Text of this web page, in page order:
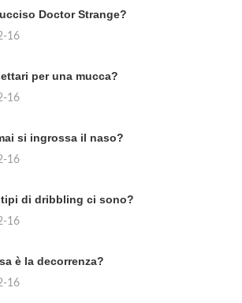
Doctor Strange?
16
per una mucca?
16
si ingrossa il naso?
16
di dribbling ci sono?
16
è la decorrenza?
16